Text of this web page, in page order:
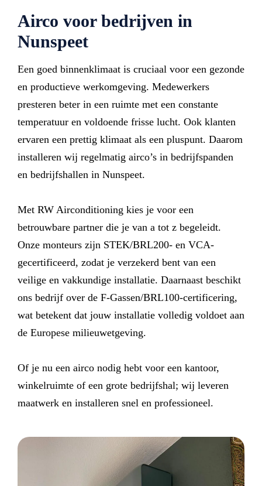
Airco voor bedrijven in
Nunspeet
Een goed binnenklimaat is cruciaal voor een gezonde
en productieve werkomgeving. Medewerkers
presteren beter in een ruimte met een constante
temperatuur en voldoende frisse lucht. Ook klanten
ervaren een prettig klimaat als een pluspunt. Daarom
installeren wij regelmatig airco’s in bedrijfspanden
en bedrijfshallen in Nunspeet.
Met RW Airconditioning kies je voor een
betrouwbare partner die je van a tot z begeleidt.
Onze monteurs zijn STEK/BRL200- en VCA-
gecertificeerd, zodat je verzekerd bent van een
veilige en vakkundige installatie. Daarnaast beschikt
ons bedrijf over de F-Gassen/BRL100-certificering,
wat betekent dat jouw installatie volledig voldoet aan
de Europese milieuwetgeving.
Of je nu een airco nodig hebt voor een kantoor,
winkelruimte of een grote bedrijfshal; wij leveren
maatwerk en installeren snel en professioneel.